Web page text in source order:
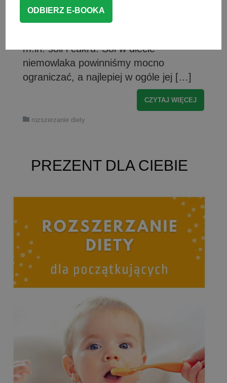
co ląduje w posiłku, ponieważ podczas
rozszerzania diety niemowlaka
m.in. soli i cukru. Sól w diecie
niemowlaka powinniśmy mocno
ograniczać, a najlepiej w ogóle jej […]
CZYTAJ WIĘCEJ
rozszerzanie diety
PREZENT DLA CIEBIE